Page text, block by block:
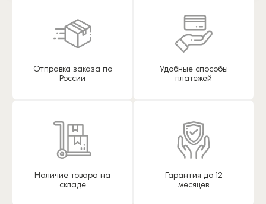
Отправка заказа по
России
Удобные способы
платежей
Наличие товара на
складе
Гарантия до 12
месяцев